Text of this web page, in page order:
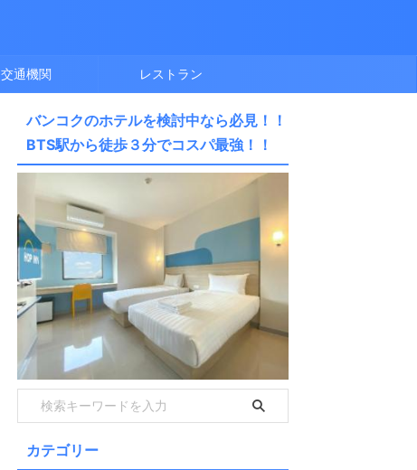
交通機関 レストラン
バンコクのホテルを検討中なら必見！！
BTS駅から徒歩３分でコスパ最強！！
カテゴリー